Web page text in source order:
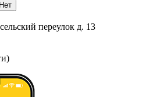
переулок д. 13